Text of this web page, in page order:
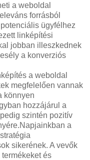
a weboldal
forrásból
ügyfélhez
linképítési
jobban illeszkednek
a konverziós
a weboldal
megfelelően vannak
könnyen
hozzájárul a
szintén pozitív
a
sikerének. A vevők
és